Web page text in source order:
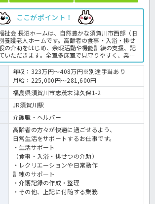
ここがポイント！
祉会 長沼ホームは、自然豊かな須賀川市西部（旧
養護老人ホームです。高齢者の食事・入浴・排せ
の介助をはじめ、余暇活動や機能訓練の支援、記
いただきます。全室多床室で見守りやすく、業務
境です。賞与は年3.7ヶ月分支給、年間休日は114
仕事とプライベートの両立が可能です。緑に囲ま
、入居者一人ひとりと向き合った丁寧なケアを実
緒に働きましょう！特養での介護業務全般です。
別養護老人ホームの求人＞
年収：323万円～408万円※別途手当あり
月給：225,000円～281,600円
福島県須賀川市志茂末津久保1-2
JR須賀川駅
介護職・ヘルパー
高齢者の方々が快適に過ごせるよう、
日常生活をサポートするお仕事です。
・生活サポート
（食事・入浴・排せつの介助）
・レクリエーションや日常動作
訓練のサポート
・介護記録の作成・整理
・その他、上記に付随する業務